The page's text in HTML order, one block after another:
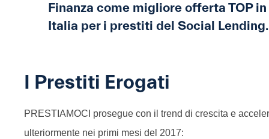
Finanza come migliore offerta TOP in
Italia per i prestiti del Social Lending.
I Prestiti Erogati
PRESTIAMOCI prosegue con il trend di crescita e
ulteriormente nei primi mesi del 2017: